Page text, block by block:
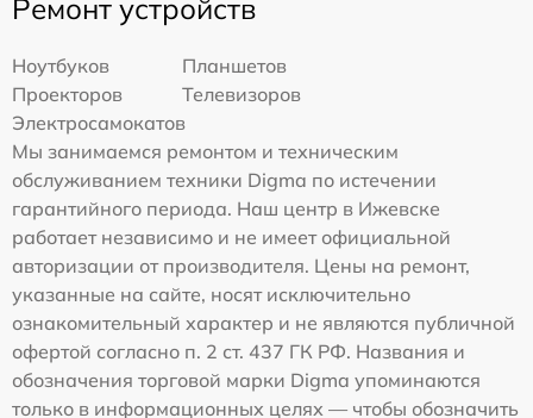
Ремонт устройств
Ноутбуков
Планшетов
Проекторов
Телевизоров
Электросамокатов
Мы занимаемся ремонтом и техническим
обслуживанием техники Digma по истечении
гарантийного периода. Наш центр в Ижевске
работает независимо и не имеет официальной
авторизации от производителя. Цены на ремонт,
указанные на сайте, носят исключительно
ознакомительный характер и не являются публичной
офертой согласно п. 2 ст. 437 ГК РФ. Названия и
обозначения торговой марки Digma упоминаются
только в информационных целях — чтобы обозначить